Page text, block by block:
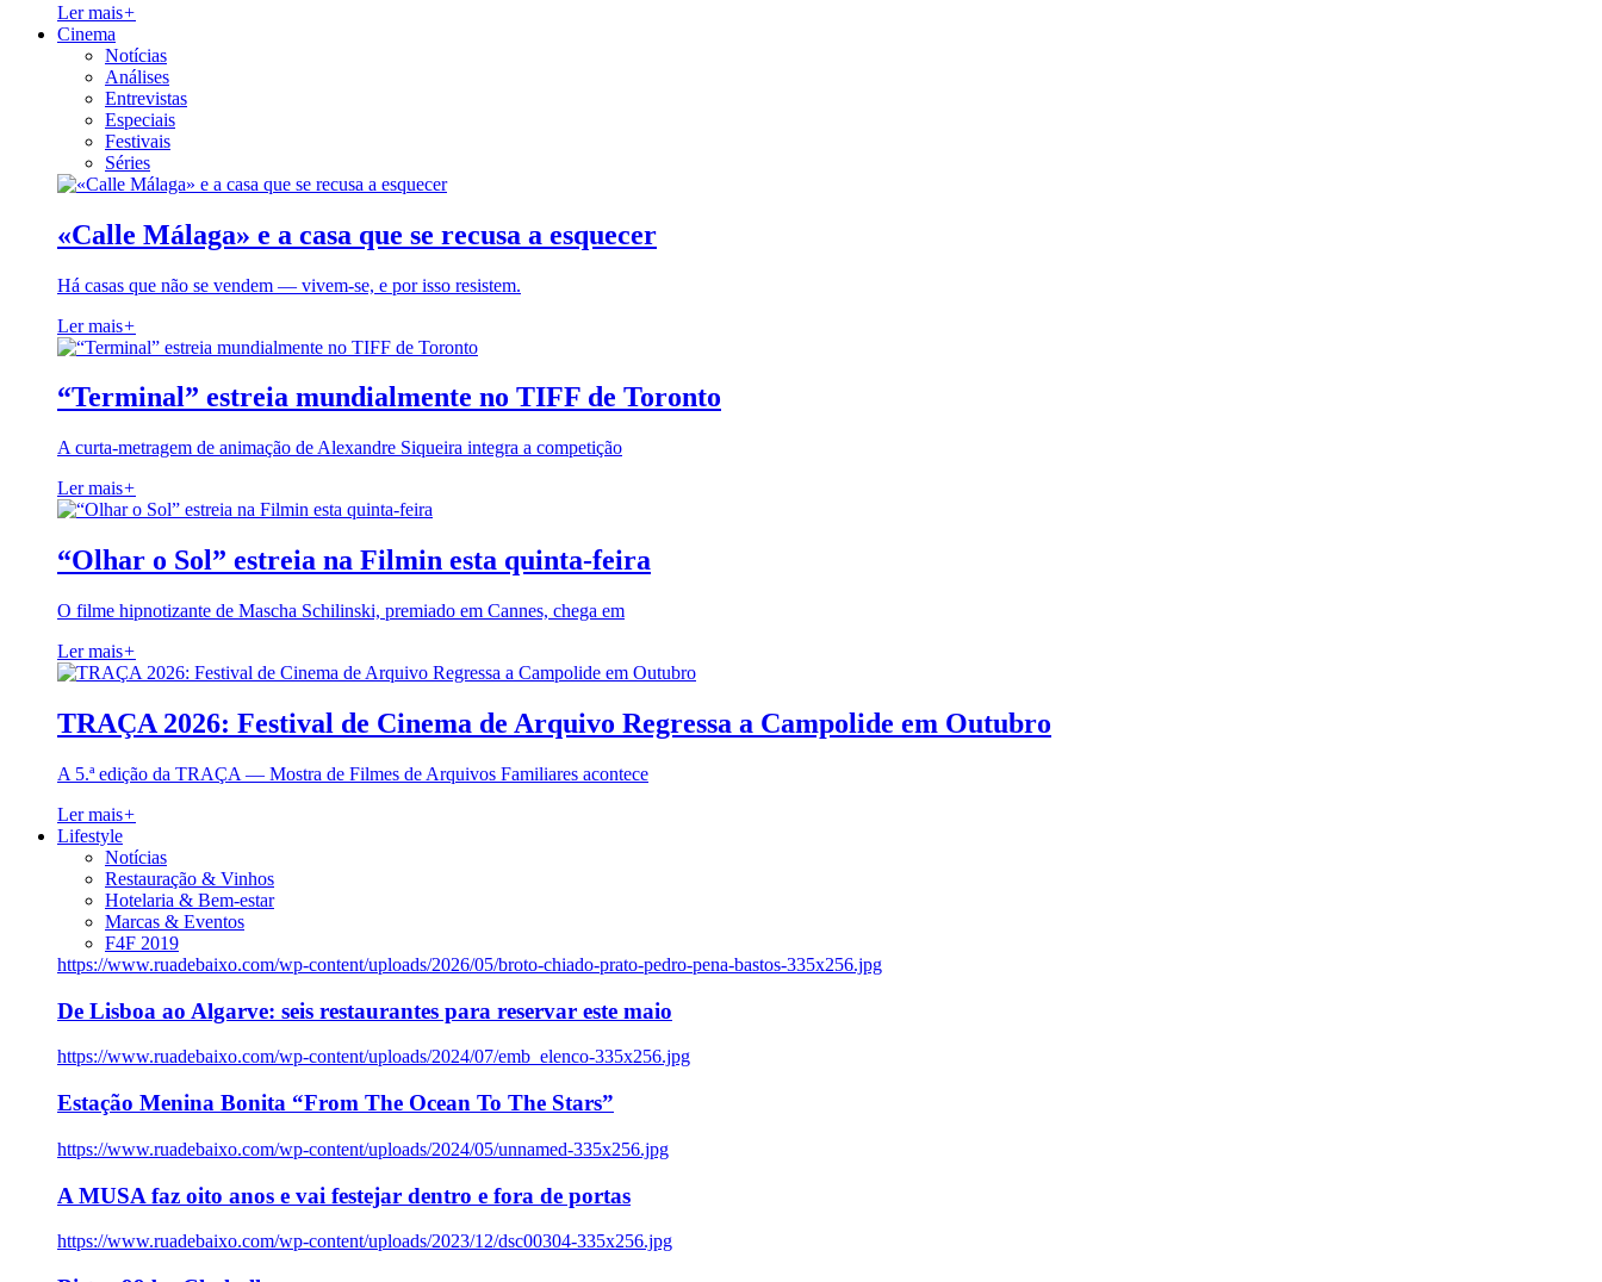
Ler mais+
Cinema
Notícias
Análises
Entrevistas
Especiais
Festivais
Séries
«Calle Málaga» e a casa que se recusa a esquecer
Há casas que não se vendem — vivem-se, e por isso resistem.
Ler mais+
“Terminal” estreia mundialmente no TIFF de Toronto
A curta-metragem de animação de Alexandre Siqueira integra a competição
Ler mais+
“Olhar o Sol” estreia na Filmin esta quinta-feira
O filme hipnotizante de Mascha Schilinski, premiado em Cannes, chega em
Ler mais+
TRAÇA 2026: Festival de Cinema de Arquivo Regressa a Campolide em Outubro
A 5.ª edição da TRAÇA — Mostra de Filmes de Arquivos Familiares acontece
Ler mais+
Lifestyle
Notícias
Restauração & Vinhos
Hotelaria & Bem-estar
Marcas & Eventos
F4F 2019
https://www.ruadebaixo.com/wp-content/uploads/2026/05/broto-chiado-prato-pedro-pena-bastos-335x256.jpg
De Lisboa ao Algarve: seis restaurantes para reservar este maio
https://www.ruadebaixo.com/wp-content/uploads/2024/07/emb_elenco-335x256.jpg
Estação Menina Bonita “From The Ocean To The Stars”
https://www.ruadebaixo.com/wp-content/uploads/2024/05/unnamed-335x256.jpg
A MUSA faz oito anos e vai festejar dentro e fora de portas
https://www.ruadebaixo.com/wp-content/uploads/2023/12/dsc00304-335x256.jpg